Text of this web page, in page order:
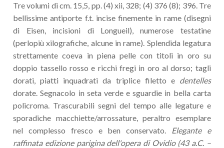
Tre volumi di cm. 15,5, pp. (4) xii, 328; (4) 376 (8); 396. Tre
bellissime antiporte f.t. incise finemente in rame (disegni
di Eisen, incisioni di Longueil), numerose testatine
(perlopiù xilografiche, alcune in rame). Splendida legatura
strettamente coeva in piena pelle con titoli in oro su
doppio tassello rosso e ricchi fregi in oro al dorso; tagli
dorati, piatti inquadrati da triplice filetto e dentelles
dorate. Segnacolo in seta verde e sguardie in bella carta
policroma. Trascurabili segni del tempo alle legature e
sporadiche macchiette/arrossature, peraltro esemplare
nel complesso fresco e ben conservato. Elegante e
raffinata edizione parigina dell'opera di Ovidio (43 a.C. –